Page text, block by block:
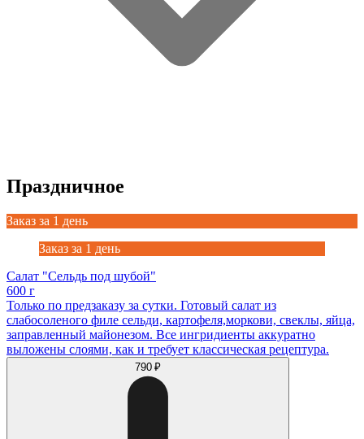
Праздничное
Заказ за 1 день
Заказ за 1 день
Салат "Сельдь под шубой"
600 г
Только по предзаказу за сутки. Готовый салат из
слабосоленого филе сельди, картофеля,моркови, свеклы, яйца,
заправленный майонезом. Все ингридиенты аккуратно
выложены слоями, как и требует классическая рецептура.
790 ₽